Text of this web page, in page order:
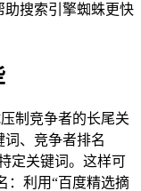
助搜索引擎蜘蛛更快
制竞争者的长尾关
、竞争者排名
定关键词。这样可
：利用“百度精选摘